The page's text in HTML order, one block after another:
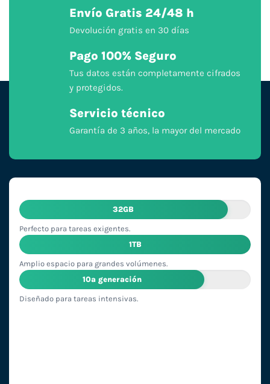
Envío Gratis 24/48 h
Devolución gratis en 30 días
Pago 100% Seguro
Tus datos están completamente cifrados
y protegidos.
Servicio técnico
Garantía de 3 años, la mayor del mercado
32GB
Perfecto para tareas exigentes.
1TB
Amplio espacio para grandes volúmenes.
10ª generación
Diseñado para tareas intensivas.